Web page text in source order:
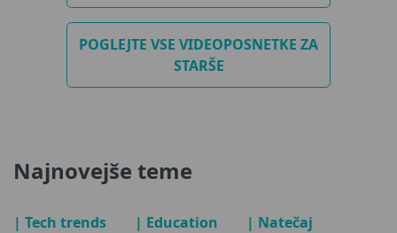
POGLEJTE VSE VIDEOPOSNETKE ZA
STARŠE
Najnovejše teme
| Tech trends | Education
| Natečaj